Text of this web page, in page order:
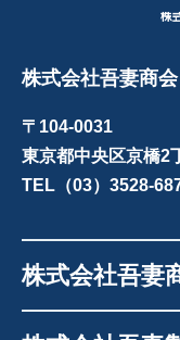
株式会社吾妻商会
〒104-0031
東京都中央区京橋2
TEL（03）3528-
株式会社吾妻